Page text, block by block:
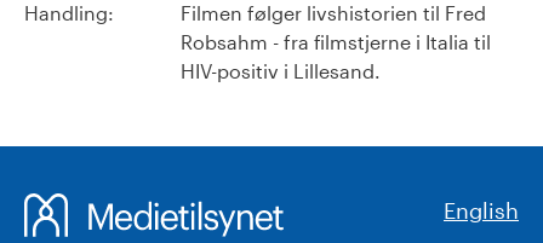
Handling:
Filmen følger livshistorien til Fred
Robsahm - fra filmstjerne i Italia til
HIV-positiv i Lillesand.
English